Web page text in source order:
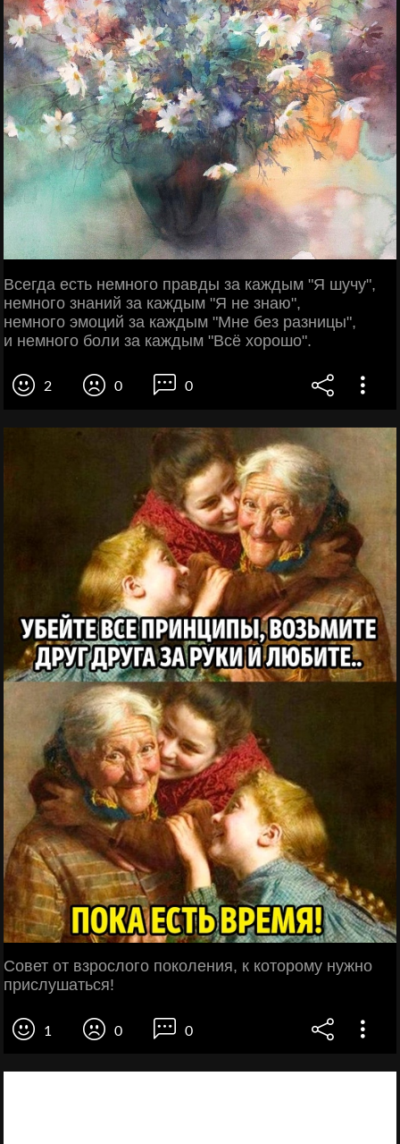
Всегда есть немного правды за каждым "Я шучу",
немного знаний за каждым "Я не знаю",
немного эмоций за каждым "Мне без разницы",
и немного боли за каждым "Всё хорошо".
2 0 0
Совет от взрослого поколения, к которому нужно
прислушаться!
1 0 0